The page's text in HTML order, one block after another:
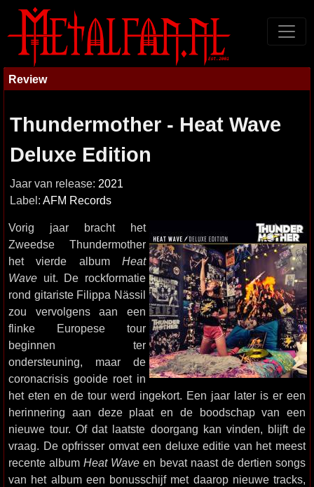
Review
Thundermother - Heat Wave
Deluxe Edition
Jaar van release: 2021
Label: AFM Records
Vorig jaar bracht het
Zweedse Thundermother
het vierde album Heat
Wave uit. De rockformatie
rond gitariste Filippa Nässil
zou vervolgens aan een
flinke Europese tour
beginnen ter
ondersteuning, maar de
coronacrisis gooide roet in
het eten en de tour werd ingekort. Een jaar later is er een
herinnering aan deze plaat en de boodschap van een
nieuwe tour. Of dat laatste doorgang kan vinden, blijft de
vraag. De opfrisser omvat een deluxe editie van het meest
recente albumHeat Wave en bevat naast de dertien songs
van het album een bonusschijf met daarop nieuwe tracks,